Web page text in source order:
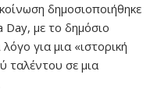
δημοσιοποιήθηκε
Day, με το δημόσιο
για μια «ιστορική
ταλέντου σε μια